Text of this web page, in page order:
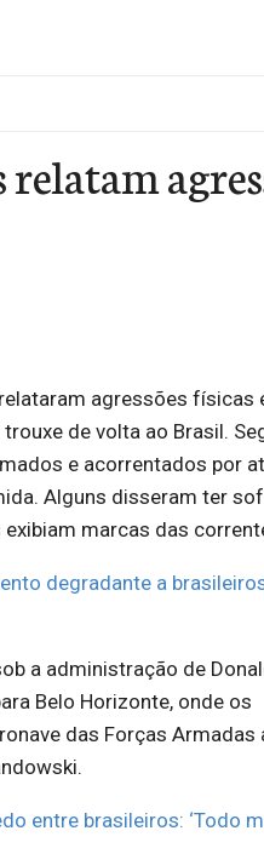
agressões físicas
de volta ao Brasil.
e acorrentados por
Alguns disseram ter
marcas das
degradante a
a administração de
Belo Horizonte, onde os
das Forças Armadas
entre brasileiros: ‘Todo